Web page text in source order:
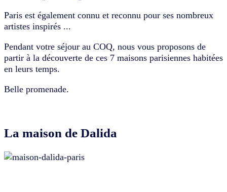
Paris est également connu et reconnu pour ses nombreux
artistes inspirés ...
Pendant votre séjour au COQ, nous vous proposons de
partir à la découverte de ces 7 maisons parisiennes habitées
en leurs temps.
Belle promenade.
La maison de Dalida